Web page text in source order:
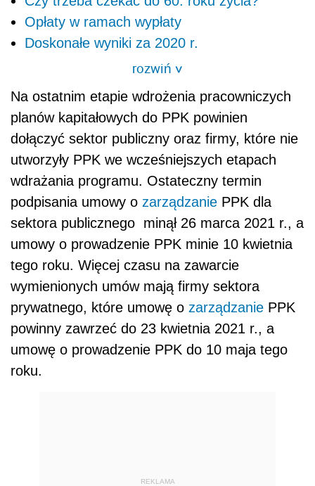
Opłaty w ramach wypłaty
Doskonałe wyniki za 2020 r.
rozwiń>
Na ostatnim etapie wdrożenia pracowniczych
planów kapitałowych do PPK powinien
dołączyć sektor publiczny oraz firmy, które nie
utworzyły PPK we wcześniejszych etapach
wdrażania programu. Ostateczny termin
podpisania umowy o zarządzanie PPK dla
sektora publicznego minął 26 marca 2021 r., a
umowy o prowadzenie PPK minie 10 kwietnia
tego roku. Więcej czasu na zawarcie
wymienionych umów mają firmy sektora
prywatnego, które umowę o zarządzanie PPK
powinny zawrzeć do 23 kwietnia 2021 r., a
umowę o prowadzenie PPK do 10 maja tego
roku.
REKLAMA